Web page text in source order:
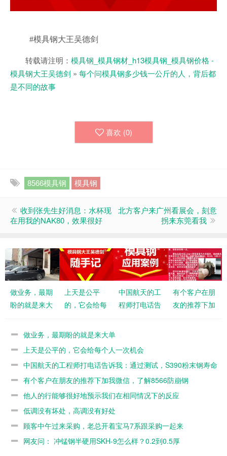
#模具钢大王吴德剑
转载请注明： 模具钢_模具钢材_h13模具钢_模具钢价格 -
模具钢大王吴德剑 » 每个问模具钢多少钱一公斤的人，背后都
是不同的故事
喜欢 (0)
8566模具钢 模具钢
收到张先生好消息：水杯现
在用我的NAK80，效果很好
北方客户来广州看展会，刻意
拐来东莞看我
做业务，最期
盼的就是来大
上天是公平
的，它会给每
中国航天的工
程师打电话告
8566
有个客户在朋
友的推荐下加
做业务，最期盼的就是来大单
上天是公平的，它会给每个人一次机会
中国航天的工程师打电话告诉我：通过测试，S390粉末钢寿命
不如8566
有个客户在朋友的推荐下加我微信，了解8566防崩钢
他人的行能够很好地预示我们在相同情况下的反应
低调没有坏处，高调没有好处
顾客中午过来采购，老总开着宝马7系跟采购一起来
网友问： 冲锰钢半硬用SKH-9怎么样？0.2到0.5厚